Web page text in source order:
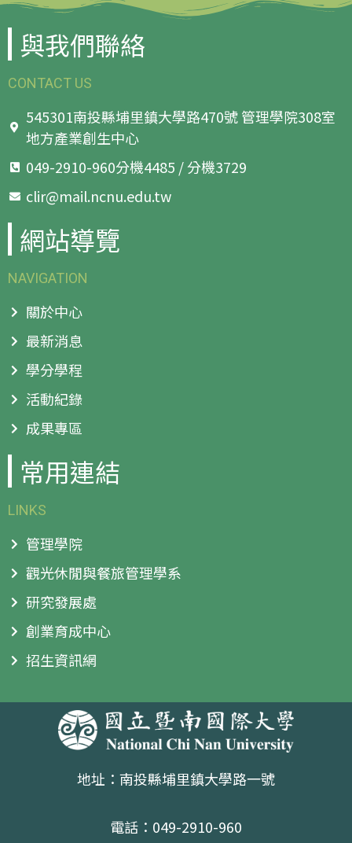
與我們聯絡
CONTACT US
545301南投縣埔里鎮大學路470號 管理學院308室
地方產業創生中心
049-2910-960分機4485 / 分機3729
clir@mail.ncnu.edu.tw
網站導覽
NAVIGATION
關於中心
最新消息
學分學程
活動紀錄
成果專區
常用連結
LINKS
管理學院
觀光休閒與餐旅管理學系
研究發展處
創業育成中心
招生資訊網
地址：南投縣埔里鎮大學路一號
電話：049-2910-960